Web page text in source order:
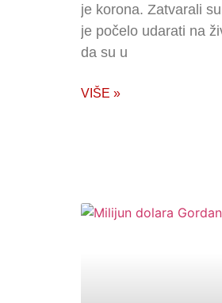
je korona. Zatvarali
je počelo udarati na
da su u
VIŠE »